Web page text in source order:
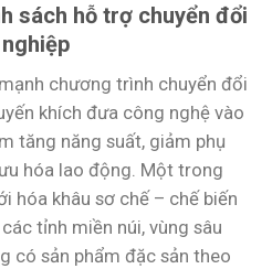
sách hỗ trợ chuyển đổi
chương trình chuyển đổi
khích đưa công nghệ vào
tăng năng suất, giảm phụ
hóa lao động. Một trong
hóa khâu sơ chế – chế biến
tỉnh miền núi, vùng sâu
có sản phẩm đặc sản theo